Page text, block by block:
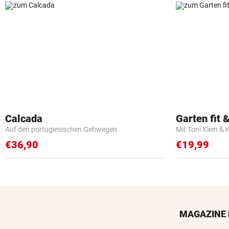
Calcada
Auf den portugiesischen Gehwegen
€36,90
Garten fit
Mit Toni Klein &
€19,99
MAGAZINE